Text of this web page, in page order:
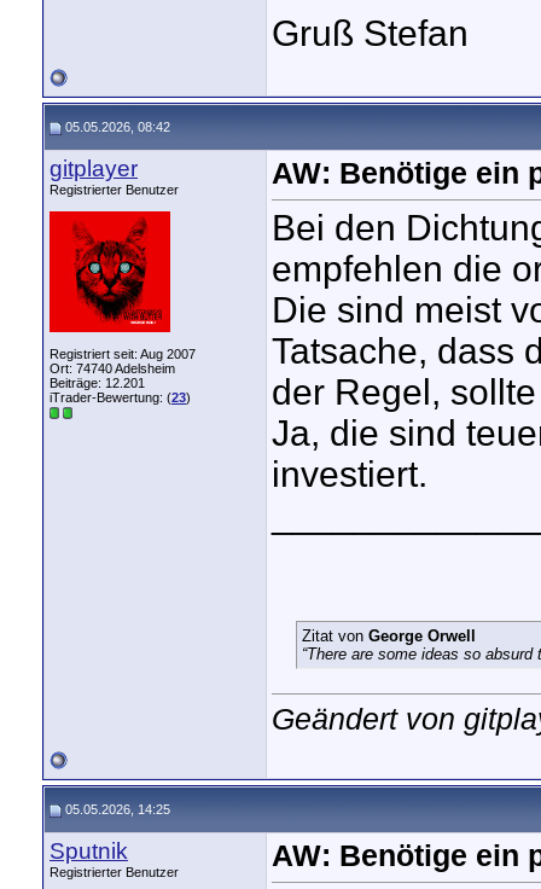
Gruß Stefan
05.05.2026, 08:42
gitplayer
Registrierter Benutzer
Registriert seit: Aug 2007
Ort: 74740 Adelsheim
Beiträge: 12.201
iTrader-Bewertung: (23)
AW: Benötige ein
Bei den
empfehlen die
Die sind meist
Tatsache, dass
der Regel,
Ja, die sind
investiert.
Zitat von George Orwell
“There are some ideas so
Geändert von
05.05.2026, 14:25
Sputnik
Registrierter Benutzer AW: Benötige ein